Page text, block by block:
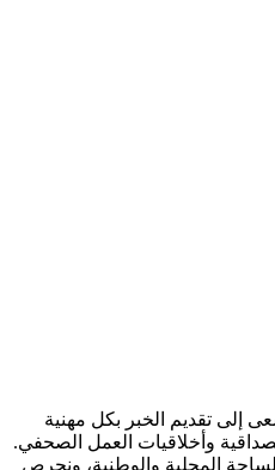
إلى تقديم الخبر بكل مهنية
وأخلاقيات العمل الصحفي.
المحلية والوطنية، ونحرص